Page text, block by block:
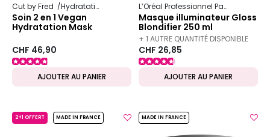
Cut by Fred Hydratation
Soin 2 en 1 Vegan
Hydratation Mask
CHF 46,90
AJOUTER AU PANIER
L’Oréal Professionnel Paris
Masque illuminateur Gloss
Blondifier 250 ml
+ 1 AUTRE QUANTITÉ DISPONIBLE
CHF 26,85
AJOUTER AU PANIER
2+1 OFFERT MADE IN FRANCE MADE IN FRANCE